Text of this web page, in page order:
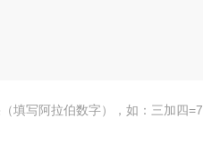
填写阿拉伯数字），如：三加四=7